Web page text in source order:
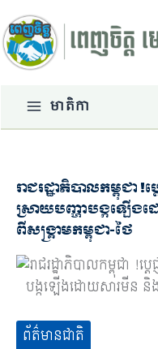
to
content
មាតិកា
រាជរដ្ឋាភិបាល​កម្ពុជា !
ស្រាយ​បញ្ហាបង្ក​ឡើ
ពី​សង្គ្រាម​កម្ពុជា​-​ថៃ
ព័ត៌មានជាតិ